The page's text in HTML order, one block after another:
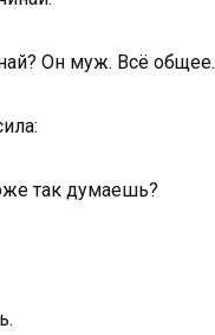
Он муж. Всё общее.
так думаешь?